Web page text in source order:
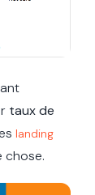
taux de
landing
chose.